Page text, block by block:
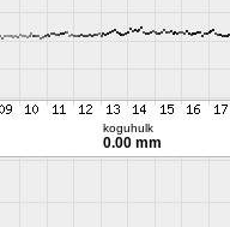
koguhulk
0.00 mm